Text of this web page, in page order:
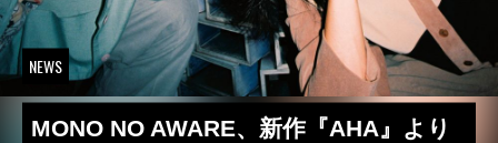
NEWS
MONO NO AWARE、新作『AHA』より